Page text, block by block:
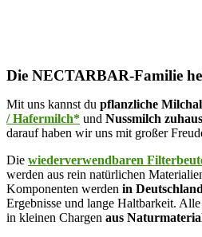
Die NECTARBAR-Familie
Mit uns kannst du pflanzliche
/ Hafermilch* und Nussmilch
darauf haben wir uns mit großer
Die wiederverwendbaren
werden aus rein natürlichen
Komponenten werden in
Ergebnisse und lange Haltbarkeit.
in kleinen Chargen aus